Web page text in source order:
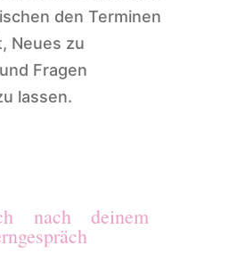
den Terminen
Neues zu
Fragen
lassen.
nach deinem